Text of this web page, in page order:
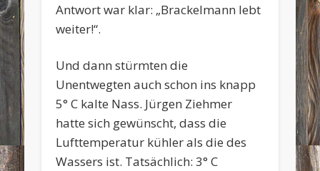
Antwort war klar: „Brackelmann lebt
weiter!“.
Und dann stürmten die
Unentwegten auch schon ins knapp
5° C kalte Nass. Jürgen Ziehmer
hatte sich gewünscht, dass die
Lufttemperatur kühler als die des
Wassers ist. Tatsächlich: 3° C